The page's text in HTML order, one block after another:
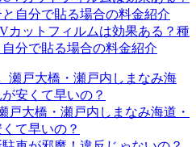
カットフィルムは効果ある？種
分で貼る場合の料金紹介
戸大橋・瀬戸内しまなみ海道・
て早いの？